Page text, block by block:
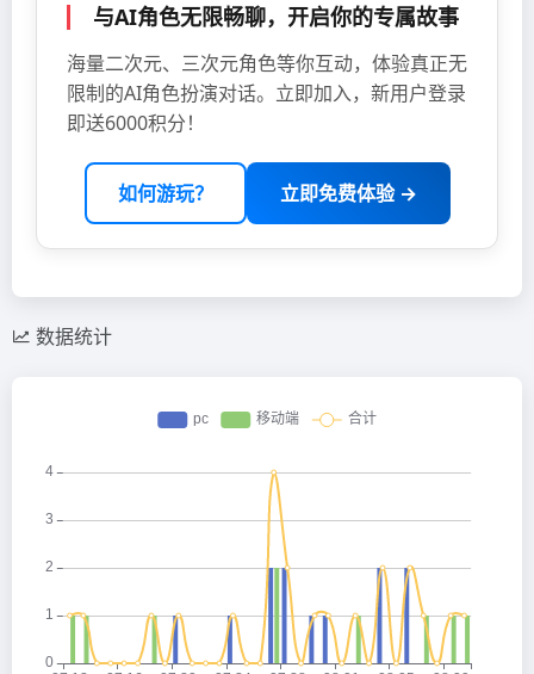
与AI角色无限畅聊，开启你的专属故事
海量二次元、三次元角色等你互动，体验真正无
限制的AI角色扮演对话。立即加入，新用户登录
即送6000积分！
如何游玩？ 立即免费体验 →
数据统计